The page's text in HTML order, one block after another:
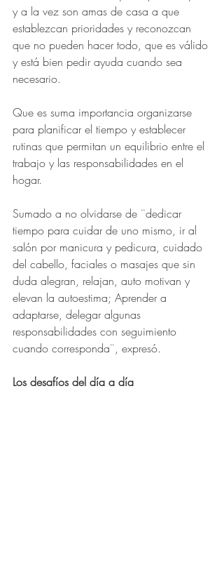
y a la vez son amas de casa a que
establezcan prioridades y reconozcan
que no pueden hacer todo, que es válido
y está bien pedir ayuda cuando sea
necesario.
Que es suma importancia organizarse
para planificar el tiempo y establecer
rutinas que permitan un equilibrio entre el
trabajo y las responsabilidades en el
hogar.
Sumado a no olvidarse de ¨dedicar
tiempo para cuidar de uno mismo, ir al
salón por manicura y pedicura, cuidado
del cabello, faciales o masajes que sin
duda alegran, relajan, auto motivan y
elevan la autoestima; Aprender a
adaptarse, delegar algunas
responsabilidades con seguimiento
cuando corresponda¨, expresó.
Los desafíos del día a día